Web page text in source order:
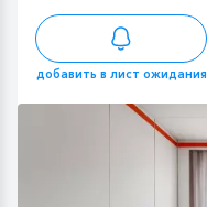
добавить в лист ожидания